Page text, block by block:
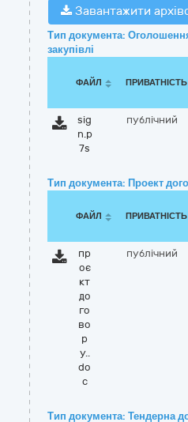
Завантажити
Тип документа:
закупівлі
ФАЙЛ ПРИВАТНІСТЬ
sig
n.p
7s
публічний
Тип документа: Проект
ФАЙЛ ПРИВАТНІСТЬ
пр
оє
кт
до
го
во
р
у..
do
c
публічний
Тип документа: Тендерна